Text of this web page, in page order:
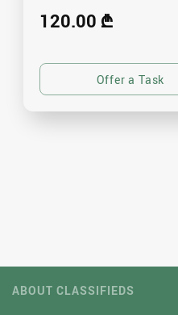
120.00 ₾
ABOUT CLASSIFIEDS